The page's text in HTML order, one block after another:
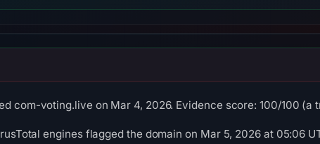
com-voting.live on Mar 4, 2026. Evidence score: 100/100 (a
engines flagged the domain on Mar 5, 2026 at 05:06